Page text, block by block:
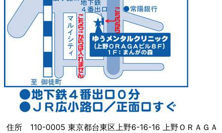
住所 110-0005 東京都台東区上野6-16-16 上野ＯＲＡＧＡ